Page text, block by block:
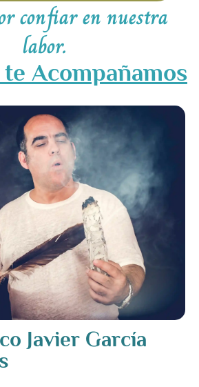
confiar en nuestra
labor.
Acompañamos
Javier García